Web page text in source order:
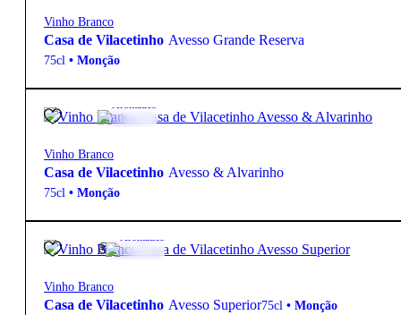
Vinho Branco
Casa de Vilacetinho Avesso Grande Reserva
75cl • Monção
9,50€ Aromático
Vinho Branco
Casa de Vilacetinho Avesso & Alvarinho
75cl • Monção
9,50€ Aromático
Vinho Branco
Casa de Vilacetinho Avesso Superior75cl • Monção